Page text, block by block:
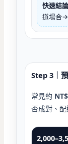
快速結
道場合→
Step 3｜
常見約
否成對、配